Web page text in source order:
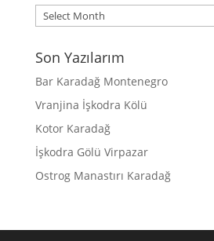
Archives
Son Yazılarım
Bar Karadağ Montenegro
Vranjina İşkodra Kölü
Kotor Karadağ
İşkodra Gölü Virpazar
Ostrog Manastırı Karadağ